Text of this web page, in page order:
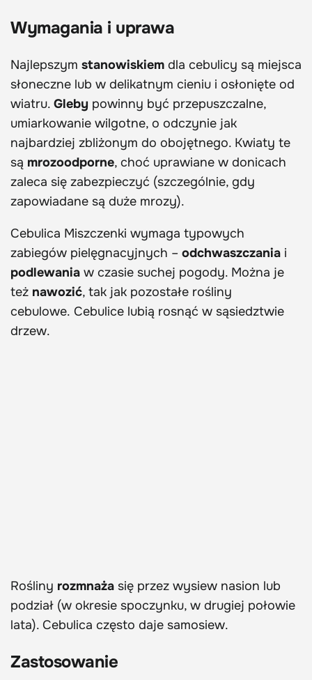
Wymagania i uprawa
Najlepszym stanowiskiem dla cebulicy są miejsca
słoneczne lub w delikatnym cieniu i osłonięte od
wiatru. Gleby powinny być przepuszczalne,
umiarkowanie wilgotne, o odczynie jak
najbardziej zbliżonym do obojętnego. Kwiaty te
są mrozoodporne, choć uprawiane w donicach
zaleca się zabezpieczyć (szczególnie, gdy
zapowiadane są duże mrozy).
Cebulica Miszczenki wymaga typowych
zabiegów pielęgnacyjnych – odchwaszczania i
podlewania w czasie suchej pogody. Można je
też nawozić, tak jak pozostałe rośliny
cebulowe. Cebulice lubią rosnąć w sąsiedztwie
drzew.
Rośliny rozmnaża się przez wysiew nasion lub
podział (w okresie spoczynku, w drugiej połowie
lata). Cebulica często daje samosiew.
Zastosowanie